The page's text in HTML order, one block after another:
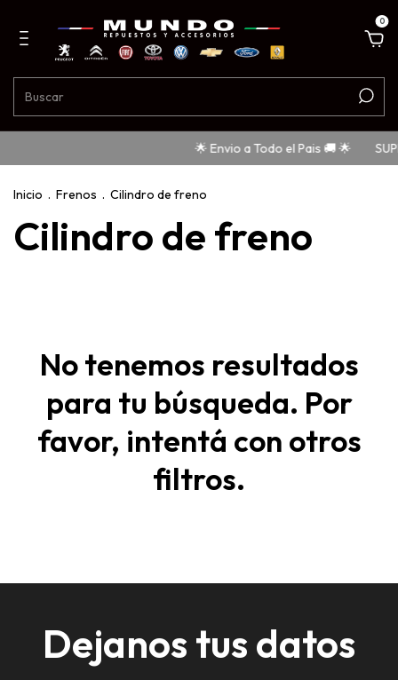
0
🌟 Envio a Todo el Pais 🚚 🌟
Inicio . Frenos . Cilindro de freno
Cilindro de freno
No tenemos resultados
para tu búsqueda. Por
favor, intentá con otros
filtros.
Dejanos tus datos